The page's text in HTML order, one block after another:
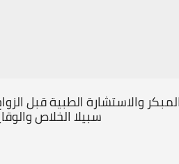
والاستشارة الطبية قبل
سبيلا الخلاص